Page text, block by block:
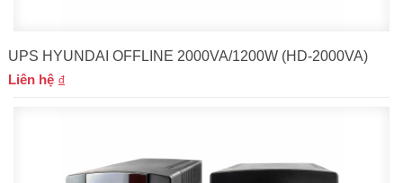
UPS HYUNDAI OFFLINE 2000VA/1200W (HD-2000VA)
Liên hệ